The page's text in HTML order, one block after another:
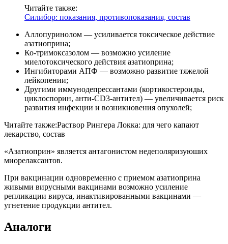
Читайте также:
Силибор: показания, противопоказания, состав
Аллопуринолом — усиливается токсическое действие
азатиоприна;
Ко-тримоксазолом — возможно усиление
миелотоксического действия азатиоприна;
Ингибиторами АПФ — возможно развитие тяжелой
лейкопении;
Другими иммунодепрессантами (кортикостероиды,
циклоспорин, анти-СD3-антител) — увеличивается риск
развития инфекции и возникновения опухолей;
Читайте также:Раствор Рингера Локка: для чего капают
лекарство, состав
«Азатиоприн» является антагонистом недеполяризуюших
миорелаксантов.
При вакцинации одновременно с приемом азатиоприна
живыми вирусными вакцинами возможно усиление
репликации вируса, инактивированными вакцинами —
угнетение продукции антител.
Аналоги